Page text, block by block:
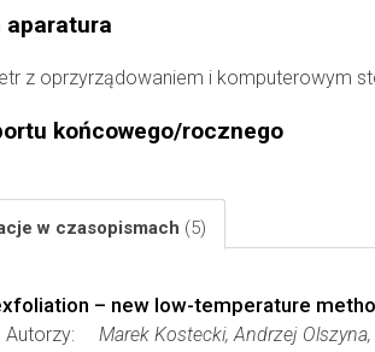
aparatura
z oprzyrządowaniem i komputerowym
końcowego/rocznego
w czasopismach (5)
– new low-temperature
Autorzy:
Marek Kostecki, Andrzej